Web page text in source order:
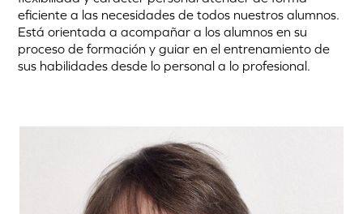
eficiente a las necesidades de todos nuestros alumnos.
Está orientada a acompañar a los alumnos en su
proceso de formación y guiar en el entrenamiento de
sus habilidades desde lo personal a lo profesional.